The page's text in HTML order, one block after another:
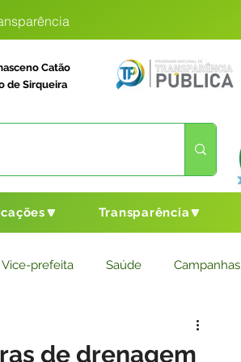
Catão
de Sirqueira
Transparência🔽
Vice-prefeita Saúde Campanhas
Cultura e Esporte
de drenagem